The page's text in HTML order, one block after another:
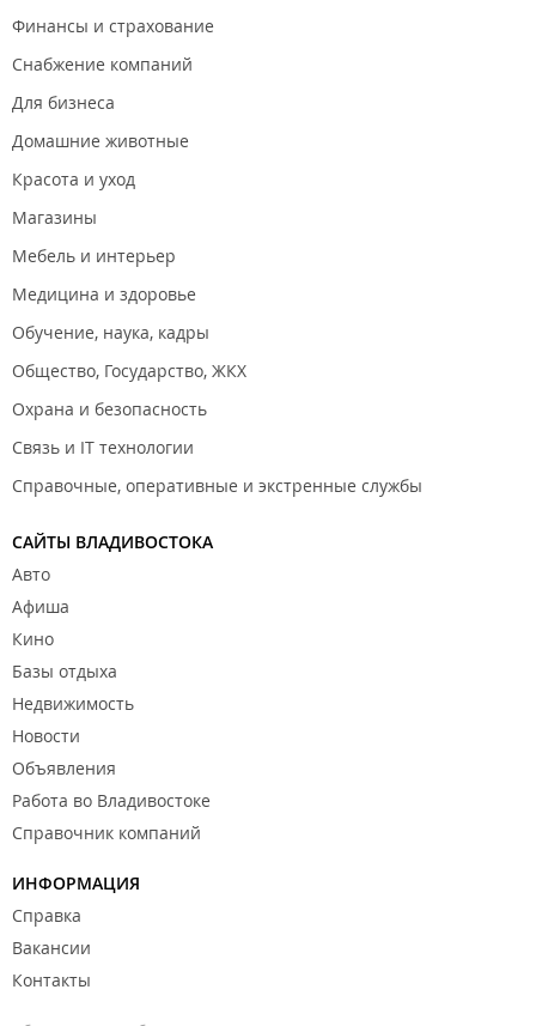
Финансы и страхование
Снабжение компаний
Для бизнеса
Домашние животные
Красота и уход
Магазины
Мебель и интерьер
Медицина и здоровье
Обучение, наука, кадры
Общество, Государство, ЖКХ
Охрана и безопасность
Связь и IT технологии
Справочные, оперативные и экстренные службы
САЙТЫ ВЛАДИВОСТОКА
Авто
Афиша
Кино
Базы отдыха
Недвижимость
Новости
Объявления
Работа во Владивостоке
Справочник компаний
ИНФОРМАЦИЯ
Справка
Вакансии
Контакты